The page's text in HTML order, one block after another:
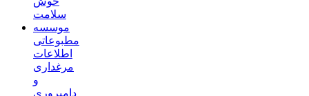
سلامت
موسسه
مطبوعاتی
اطلاعات
مرغداری
و
دامپروری